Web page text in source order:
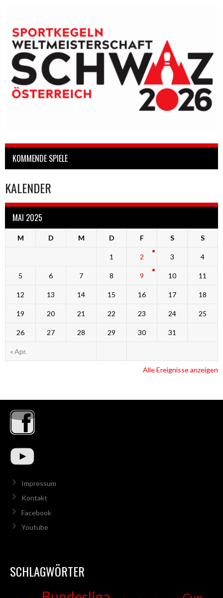
KOMMENDE SPIELE
KALENDER
MAI 2025
M D M D F S S
« Apr.
1 2 3 4
5 6 7 8 9 10 11
12 13 14 15 16 17 18
19 20 21 22 23 24 25
26 27 28 29 30 31
Alle Ereignisse anzeigen
Impressum
Kontakt
Facebook
Youtube
SCHLAGWÖRTER